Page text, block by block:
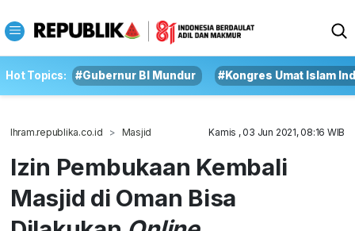
Hot Topics: #Gubernur BI Mundur #Kongres Umat Islam
Ihram.republika.co.id Masjid Kamis , 03 Jun 2021, 08:16 WIB
Izin Pembukaan Kembali
Masjid di Oman Bisa